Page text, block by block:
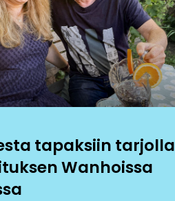
tapaksiin tarjolla
Wanhoissa